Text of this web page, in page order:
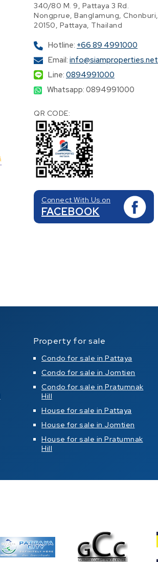
340/80 M. 9, Pattaya 3 Rd.
Nongprue, Banglamung, Chonburi,
20150, Pattaya, Thailand
Hotline: +66 89 4991000
Email: info@siamproperties.net
Line: 0894991000
Whatsapp: 0894991000
QR CODE:
Connect With Us on
FACEBOOK
Property for sale
Condo for sale in Pattaya
Condo for sale in Jomtien
Condo for sale in Pratumnak
Hill
House for sale in Pattaya
House for sale in Jomtien
House for sale in Pratumnak
Hill